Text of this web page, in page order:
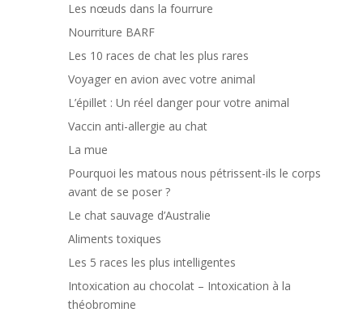
Les nœuds dans la fourrure
Nourriture BARF
Les 10 races de chat les plus rares
Voyager en avion avec votre animal
L’épillet : Un réel danger pour votre animal
Vaccin anti-allergie au chat
La mue
Pourquoi les matous nous pétrissent-ils le corps
avant de se poser ?
Le chat sauvage d’Australie
Aliments toxiques
Les 5 races les plus intelligentes
Intoxication au chocolat – Intoxication à la
théobromine